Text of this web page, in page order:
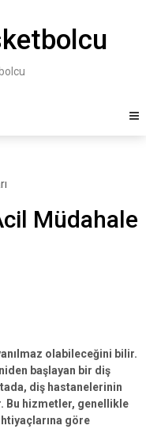
Müdahale
olabileceğini bilir.
başlayan bir diş
diş hastanelerinin
Bu hizmetler, genellikle
göre